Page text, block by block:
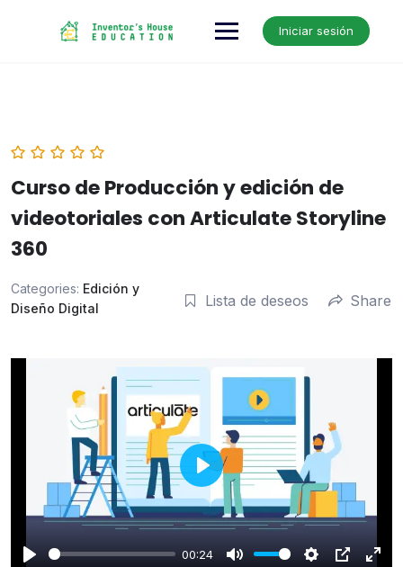
Iniciar sesión
Curso de Producción y edición de
videotoriales con Articulate Storyline
360
Categories: Edición y
Diseño Digital
Lista de deseos Share
00:24
Play